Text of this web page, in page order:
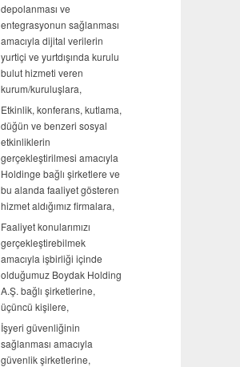
depolanması ve
entegrasyonun sağlanması
amacıyla dijital verilerin
yurtiçi ve yurtdışında kurulu
bulut hizmeti veren
kurum/kuruluşlara,
Etkinlik, konferans, kutlama,
düğün ve benzeri sosyal
etkinliklerin
gerçekleştirilmesi amacıyla
Holdinge bağlı şirketlere ve
bu alanda faaliyet gösteren
hizmet aldığımız firmalara,
Faaliyet konularımızı
gerçekleştirebilmek
amacıyla işbirliği içinde
olduğumuz Boydak Holding
A.Ş. bağlı şirketlerine,
üçüncü kişilere,
İşyeri güvenliğinin
sağlanması amacıyla
güvenlik şirketlerine,